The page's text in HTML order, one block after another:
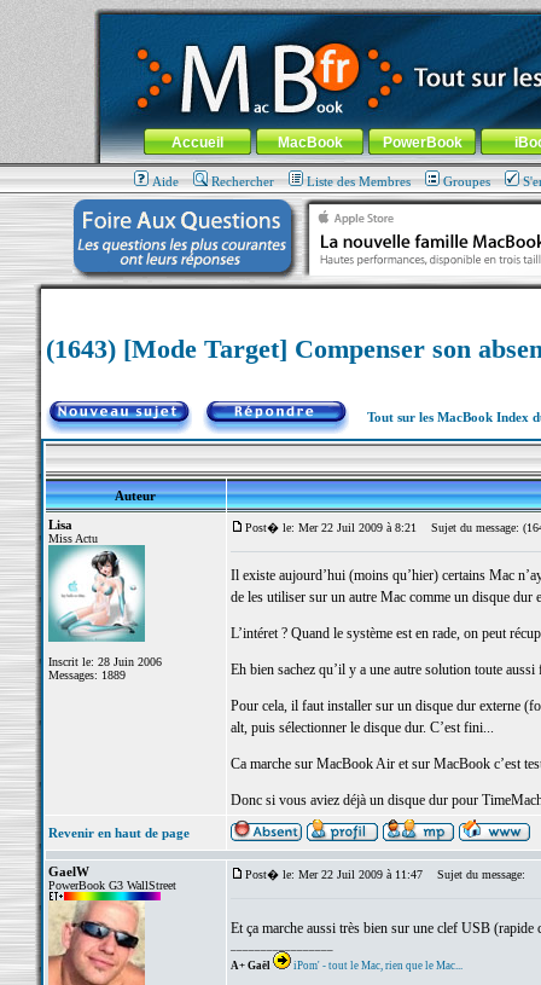
MacBook-fr.com : 100% Apple... 100% nomade !
Aller au contenu-Aller au menu général-Aller au menu de
Menu général
Accueil MacBook PowerBook
Aide Rechercher Liste des Membres Groupes
(1643) [Mode Target] Compenser son
Tout sur les MacBook Index
Auteur
Lisa
Miss Actu
Inscrit le: 28 Juin 2006
Messages: 1889
Post� le: Mer 22 Juil 2009 à 8:21 Sujet du message:
Il existe aujourd’hui (moins qu’hier) certains Mac
de les utiliser sur un autre Mac comme un disque dur
L’intéret ? Quand le système est en rade, on peut
Eh bien sachez qu’il y a une autre solution toute
Pour cela, il faut installer sur un disque dur externe
alt, puis sélectionner le disque dur. C’est fini...
Ca marche sur MacBook Air et sur MacBook c’est
Donc si vous aviez déjà un disque dur pour
Revenir en haut de page
GaelW
PowerBook G3 WallStreet
Post� le: Mer 22 Juil 2009 à 11:47 Sujet du message:
Et ça marche aussi très bien sur une clef USB
A+ Gaël
iPom' - tout le Mac, rien que le Mac...